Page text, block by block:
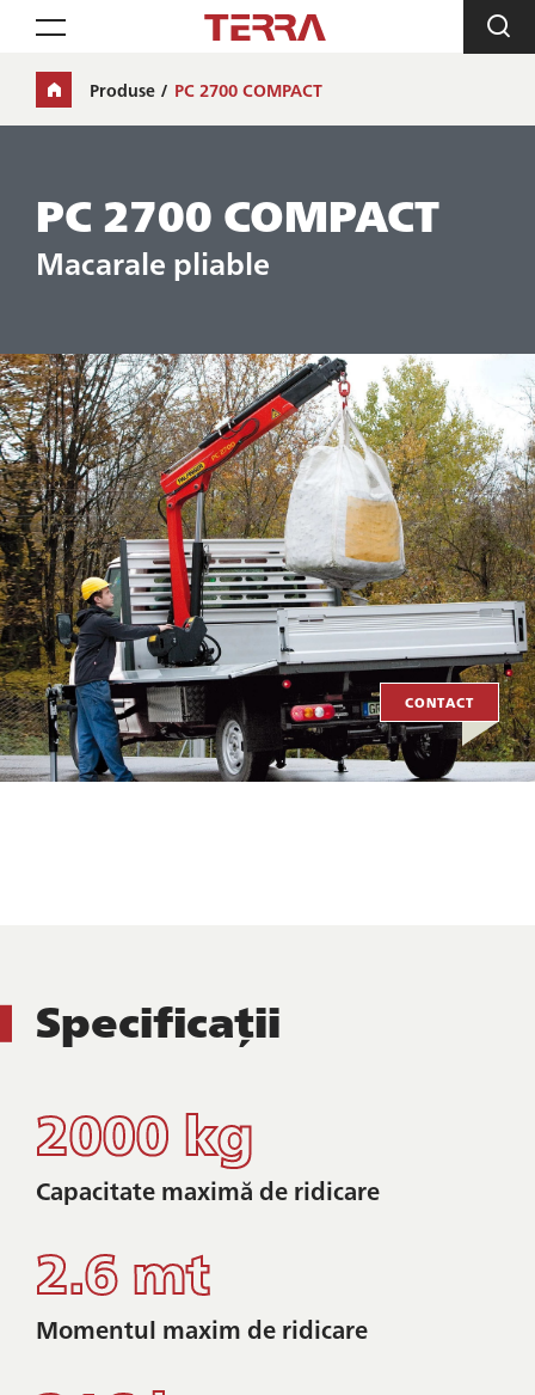
Toggle navigation
Produse PC 2700 COMPACT
PC 2700 COMPACT
Macarale pliable
CONTACT
Specificații
2000 kg
Capacitate maximă de ridicare
2.6 mt
Momentul maxim de ridicare